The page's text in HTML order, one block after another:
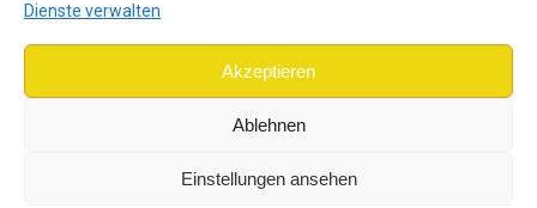
Dienste verwalten
Akzeptieren
Ablehnen
Einstellungen ansehen